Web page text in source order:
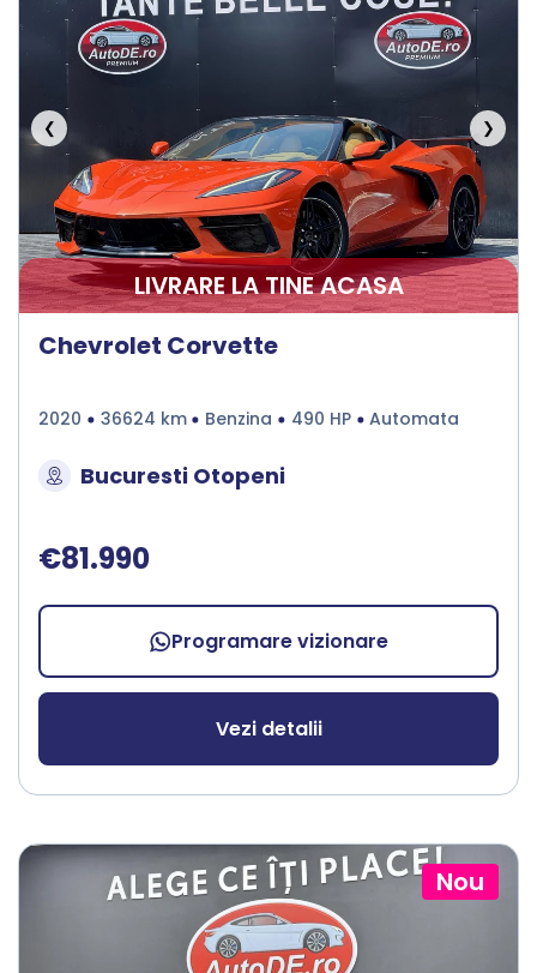
❮ ❯
LIVRARE LA TINE ACASA
Chevrolet Corvette
2020 36624 km Benzina 490 HP Automata
Bucuresti Otopeni
€81.990
Programare vizionare
Vezi detalii
Nou